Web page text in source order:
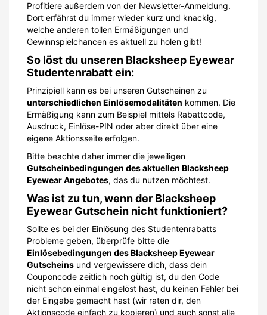
Profitiere außerdem von der Newsletter-Anmeldung.
Dort erfährst du immer wieder kurz und knackig,
welche anderen tollen Ermäßigungen und
Gewinnspielchancen es aktuell zu holen gibt!
So löst du unseren Blacksheep Eyewear
Studentenrabatt ein:
Prinzipiell kann es bei unseren Gutscheinen zu
unterschiedlichen Einlösemodalitäten kommen. Die
Ermäßigung kann zum Beispiel mittels Rabattcode,
Ausdruck, Einlöse-PIN oder aber direkt über eine
eigene Aktionsseite erfolgen.
Bitte beachte daher immer die jeweiligen
Gutscheinbedingungen des aktuellen Blacksheep
Eyewear Angebotes, das du nutzen möchtest.
Was ist zu tun, wenn der Blacksheep
Eyewear Gutschein nicht funktioniert?
Sollte es bei der Einlösung des Studentenrabatts
Probleme geben, überprüfe bitte die
Einlösebedingungen des Blacksheep Eyewear
Gutscheins und vergewissere dich, dass dein
Couponcode zeitlich noch gültig ist, du den Code
nicht schon einmal eingelöst hast, du keinen Fehler bei
der Eingabe gemacht hast (wir raten dir, den
Aktionscode einfach zu kopieren) und auch sonst alle